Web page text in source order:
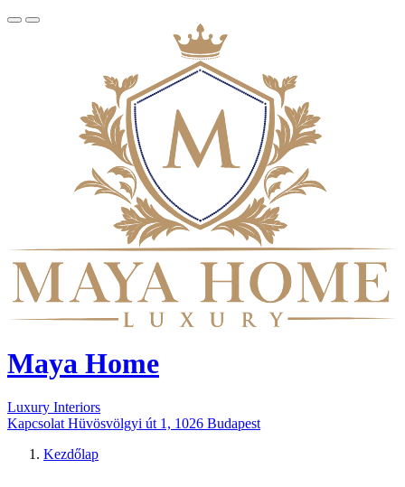
Maya Home
Luxury Interiors
Kapcsolat Hüvösvölgyi út 1, 1026 Budapest
Kezdőlap